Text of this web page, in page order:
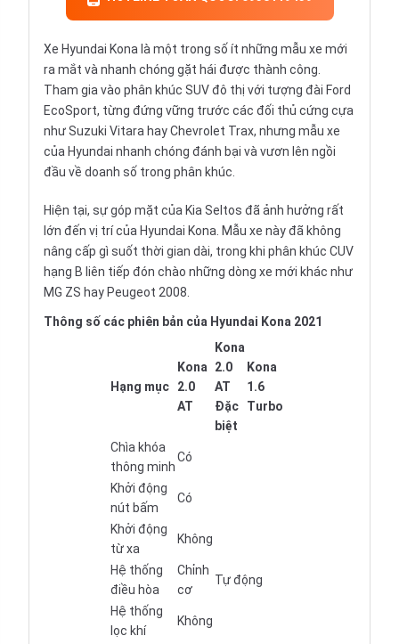
Xe Hyundai Kona là một trong số ít những mẫu xe mới
ra mắt và nhanh chóng gặt hái được thành công.
Tham gia vào phân khúc SUV đô thị với tượng đài Ford
EcoSport, từng đứng vững trước các đối thủ cứng cựa
nhưSuzuki Vitara hay Chevrolet Trax, nhưng mẫu xe
của Hyundai nhanh chóng đánh bại và vươn lên ngồi
đầu về doanh số trong phân khúc.
Hiện tại, sự góp mặt của Kia Seltos đã ảnh hưởng rất
lớn đến vị trí của Hyundai Kona. Mẫu xe này đã không
nâng cấp gì suốt thời gian dài, trong khi phân khúc CUV
hạng B liên tiếp đón chào những dòng xe mới khác như
MG ZS hay Peugeot 2008.
Thông số các phiên bản của Hyundai Kona 2021
Hạng mục
Kona
2.0
AT
Kona
2.0
AT
Đặc
biệt
Kona
1.6
Turbo
Chìa khóa
thông minh
Có
Khởi động
nút bấm
Có
Khởi động
từ xa
Không
Hệ thống
điều hòa
Chỉnh
cơ
Tự động
Hệ thống
lọc khí
Không